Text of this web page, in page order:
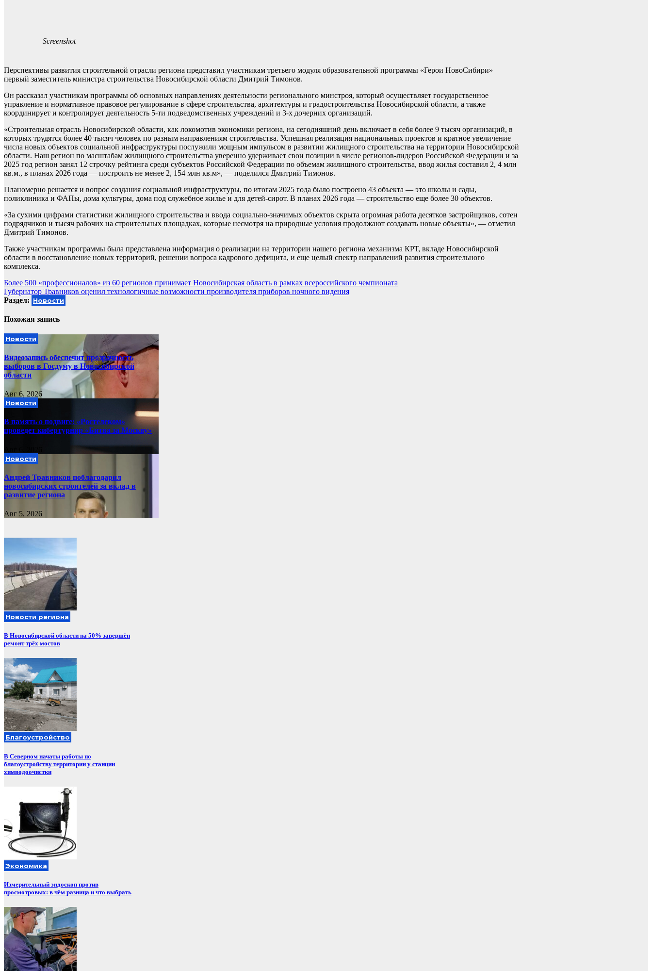
Screenshot
Перспективы развития строительной отрасли региона представил участникам третьего модуля образовательной программы «Герои НовоСибири»
первый заместитель министра строительства Новосибирской области Дмитрий Тимонов.
Он рассказал участникам программы об основных направлениях деятельности регионального минстроя, который осуществляет государственное
управление и нормативное правовое регулирование в сфере строительства, архитектуры и градостроительства Новосибирской области, а также
координирует и контролирует деятельность 5-ти подведомственных учреждений и 3-х дочерних организаций.
«Строительная отрасль Новосибирской области, как локомотив экономики региона, на сегодняшний день включает в себя более 9 тысяч организаций, в
которых трудятся более 40 тысяч человек по разным направлениям строительства. Успешная реализация национальных проектов и кратное увеличение
числа новых объектов социальной инфраструктуры послужили мощным импульсом в развитии жилищного строительства на территории Новосибирской
области. Наш регион по масштабам жилищного строительства уверенно удерживает свои позиции в числе регионов-лидеров Российской Федерации и за
2025 год регион занял 12 строчку рейтинга среди субъектов Российской Федерации по объемам жилищного строительства, ввод жилья составил 2, 4 млн
кв.м., в планах 2026 года — построить не менее 2, 154 млн кв.м», — поделился Дмитрий Тимонов.
Планомерно решается и вопрос создания социальной инфраструктуры, по итогам 2025 года было построено 43 объекта — это школы и сады,
поликлиника и ФАПы, дома культуры, дома под служебное жилье и для детей-сирот. В планах 2026 года — строительство еще более 30 объектов.
«За сухими цифрами статистики жилищного строительства и ввода социально-значимых объектов скрыта огромная работа десятков застройщиков, сотен
подрядчиков и тысяч рабочих на строительных площадках, которые несмотря на природные условия продолжают создавать новые объекты», — отметил
Дмитрий Тимонов.
Также участникам программы была представлена информация о реализации на территории нашего региона механизма КРТ, вкладе Новосибирской
области в восстановление новых территорий, решении вопроса кадрового дефицита, и еще целый спектр направлений развития строительного
комплекса.
Навигация
по
Более 500 «профессионалов» из 60 регионов принимает Новосибирская область в рамках всероссийского чемпионата
Губернатор Травников оценил технологичные возможности производителя приборов ночного видения
Раздел: Новости
Похожая запись
Новости
Видеозапись обеспечит прозрачность
выборов в Госдуму в Новосибирской
области
Авг 6, 2026
Новости
В память о подвиге: «Ростелеком»
проведет кибертурнир «Битва за Москву»
Новости
Андрей Травников поблагодарил
новосибирских строителей за вклад в
развитие региона
Авг 5, 2026
Новости региона
В Новосибирской области на 50% завершён
ремонт трёх мостов
Благоустройство
В Северном начаты работы по
благоустройству территории у станции
химводоочистки
Экономика
Измерительный эндоскоп против
просмотровых: в чём разница и что выбрать